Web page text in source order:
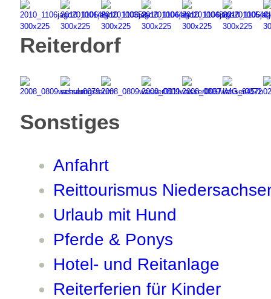
Reiterdorf
Sonstiges
Anfahrt
Reittourismus
Urlaub mit Hund
Pferde & Ponys
Hotel- und Reitanlage
Reiterferien für Kinder